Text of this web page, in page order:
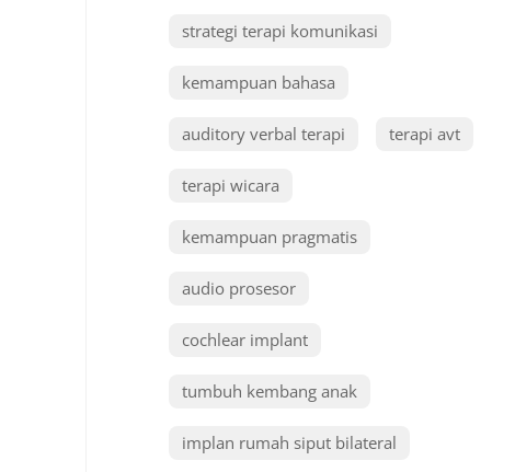
strategi terapi komunikasi
kemampuan bahasa
auditory verbal terapi terapi avt
terapi wicara
kemampuan pragmatis
audio prosesor
cochlear implant
tumbuh kembang anak
implan rumah siput bilateral